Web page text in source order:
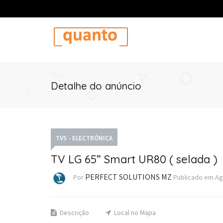
Detalhe do anúncio
TVS - ELECTRÓNICA
TV LG 65” Smart UR80 ( selada )
Por PERFECT SOLUTIONS MZ Publicado em
Descrição Local no Mapa